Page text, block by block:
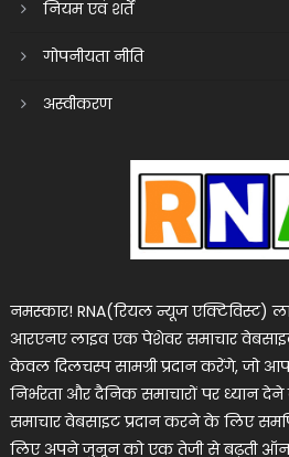
नियम एवं शर्तें
गोपनीयता नीति
अस्वीकरण
नमस्कार! RNA(रियल न्यूज एक्टिविस्ट)
आरएनए लाइव एक पेशेवर समाचार
केवल दिलचस्प सामग्री प्रदान करेंगे, जो
निर्भरता और दैनिक समाचारों पर ध्यान
समाचार वेबसाइट प्रदान करने के लिए
लिए अपने जुनून को एक तेजी से बढ़ती